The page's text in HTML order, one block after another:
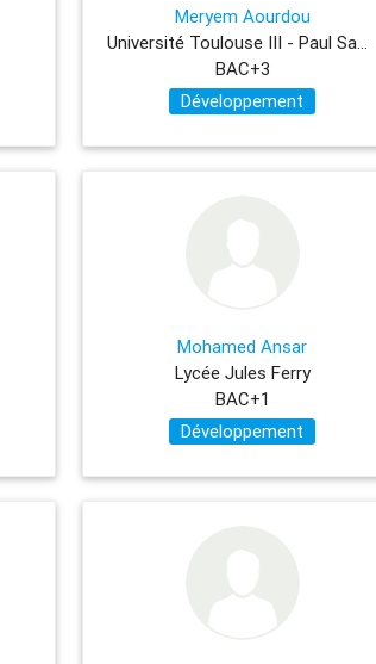
Meryem Aourdou
Université Toulouse III - Paul Sabatier Université
BAC+3
Développement
Mohamed Ansar
Lycée Jules Ferry
BAC+1
Développement